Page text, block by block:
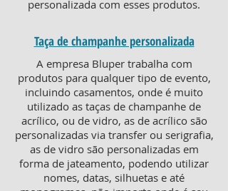
personalizada com esses produtos.
Taça de champanhe personalizada
A empresa Bluper trabalha com
produtos para qualquer tipo de evento,
incluindo casamentos, onde é muito
utilizado as taças de champanhe de
acrílico, ou de vidro, as de acrílico são
personalizadas via transfer ou serigrafia,
as de vidro são personalizadas em
forma de jateamento, podendo utilizar
nomes, datas, silhuetas e até